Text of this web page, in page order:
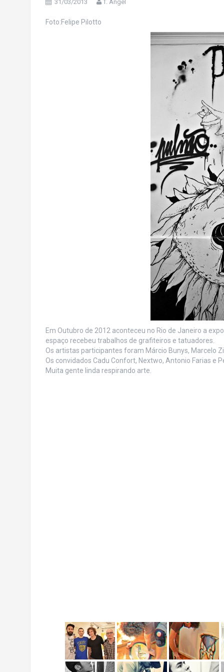
31/03/2013 T. Angel
Foto:Felipe Pilotto
Em Outubro de 2012 aconteceu no Rio de Janeiro a
espaço recebeu trabalhos de grafiteiros e tatuadores.
Os artistas participantes foram Márcio Bunys, Marcelo
Os convidados Cadu Confort, Nextwo, Antonio Farias e
Muita gente linda respirando arte.